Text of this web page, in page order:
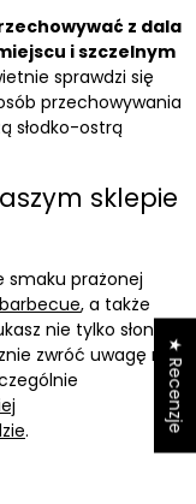
z dala
i szczelnym
sprawdzi się
przechowywania
słodko-ostrą
sklepie
smaku prażonej
, a także
nie tylko słonych
zwróć uwagę na
. ★ Recenzje